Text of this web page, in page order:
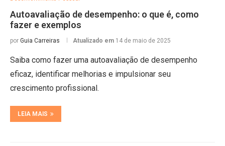
Autoavaliação de desempenho: o que é, como
fazer e exemplos
por Guia Carreiras Atualizado em 14 de maio de 2025
Saiba como fazer uma autoavaliação de desempenho
eficaz, identificar melhorias e impulsionar seu
crescimento profissional.
LEIA MAIS